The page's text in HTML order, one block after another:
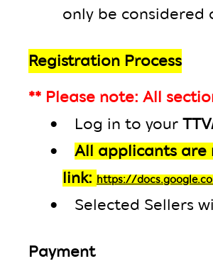
only be
Registration Process
** Please note: All
• Log in to your
• All applicants
link: https://
• Selected Sellers
Payment